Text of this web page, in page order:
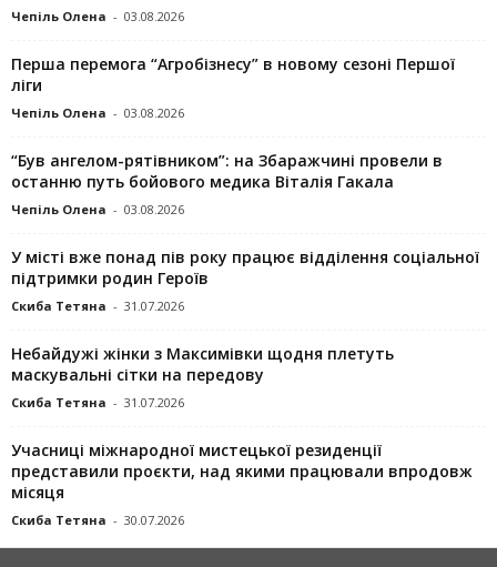
Чепіль Олена - 03.08.2026
Перша перемога “Агробізнесу” в новому сезоні Першої
ліги
Чепіль Олена - 03.08.2026
“Був ангелом-рятівником”: на Збаражчині провели в
останню путь бойового медика Віталія Гакала
Чепіль Олена - 03.08.2026
У місті вже понад пів року працює відділення соціальної
підтримки родин Героїв
Скиба Тетяна - 31.07.2026
Небайдужі жінки з Максимівки щодня плетуть
маскувальні сітки на передову
Скиба Тетяна - 31.07.2026
Учасниці міжнародної мистецької резиденції
представили проєкти, над якими працювали впродовж
місяця
Скиба Тетяна - 30.07.2026